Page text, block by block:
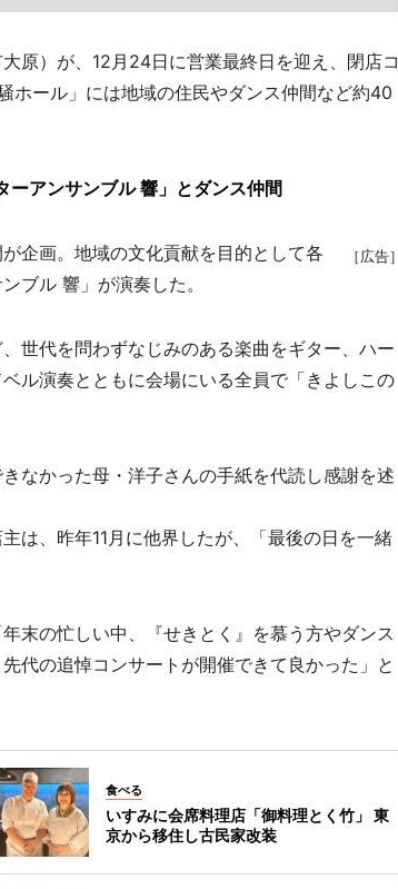
原）が、12月24日に営業最終日を迎え、閉店コ
ホール」には地域の住民やダンス仲間など約40
アンサンブル 響」とダンス仲間
［広告］
企画。地域の文化貢献を目的として各
ブル 響」が演奏した。
世代を問わずなじみのある楽曲をギター、ハー
ル演奏とともに会場にいる全員で「きよしこの
なかった母・洋子さんの手紙を代読し感謝を述
は、昨年11月に他界したが、「最後の日を一緒
末の忙しい中、『せきとく』を慕う方やダンス
代の追悼コンサートが開催できて良かった」と
食べる
いすみに会席料理店「御料理とく竹」 東
京から移住し古民家改装